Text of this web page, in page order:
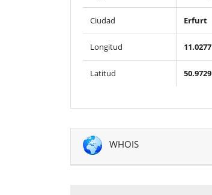
Ciudad Erfurt
Longitud 11.0277
Latitud 50.9729
WHOIS